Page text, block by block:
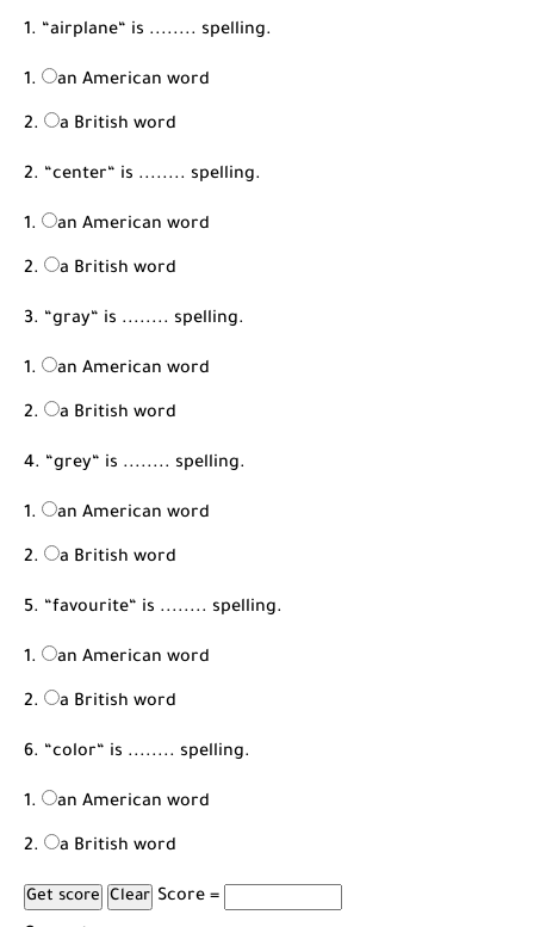
1. “airplane“ is ........ spelling.
an American word
a British word
2. “center“ is ........ spelling.
an American word
a British word
3. “gray“ is ........ spelling.
an American word
a British word
4. “grey“ is ........ spelling.
an American word
a British word
5. “favourite“ is ........ spelling.
an American word
a British word
6. “color“ is ........ spelling.
an American word
a British word
Score =